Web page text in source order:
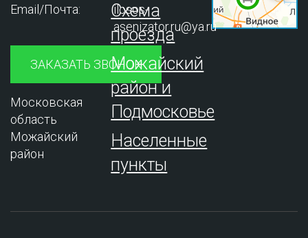
Email/Почта:
ilosos-
asenizator.ru@ya.ru
ЗАКАЗАТЬ ЗВОНОК
Московская
область
Можайский
район
Схема
проезда
Можайский
район и
Подмосковье
Населенные
пункты